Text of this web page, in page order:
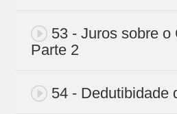
53 - Juros sobre o
Parte 2
54 - Dedutibidade